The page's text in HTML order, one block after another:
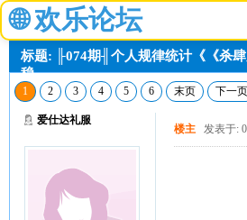
🌐 欢乐论坛
标题: ╟074期╢个人规律统计《《杀
稳。
1 2 3 4 5 6 末页 下一页
爱仕达礼服
楼主 发表于: